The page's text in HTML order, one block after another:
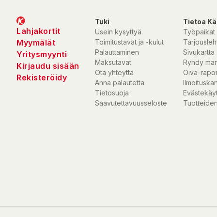
Lahjakortit
Myymälät
Yritysmyynti
Kirjaudu sisään
Rekisteröidy
Tuki
Usein kysyttyä
Toimitustavat ja -kulut
Palauttaminen
Maksutavat
Ota yhteyttä
Anna palautetta
Tietosuoja
Saavutettavuusseloste
Tietoa
Työpaikat
Sivukartta
Ryhdy
Oiva-